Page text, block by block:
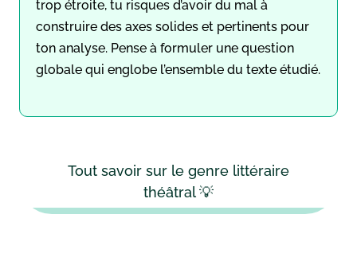
trop étroite, tu risques d’avoir du mal à
construire des axes solides et pertinents pour
ton analyse. Pense à formuler une question
globale qui englobe l’ensemble du texte étudié.
Tout savoir sur le genre littéraire
théâtral 💡